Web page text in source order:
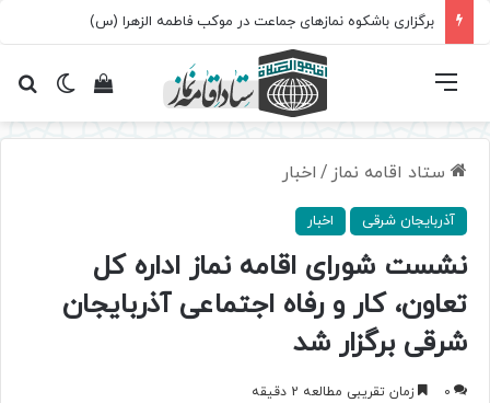
برگزاری باشکوه نمازهای جماعت در موکب فاطمه الزهرا (س)
تغییرمشاهده فهرست
ستاد اقامه نماز / اخبار
آذربایجان شرقی اخبار
نشست شورای اقامه نماز اداره کل
تعاون، کار و رفاه اجتماعی آذربایجان
شرقی برگزار شد
0 زمان تقریبی مطالعه 2 دقیقه